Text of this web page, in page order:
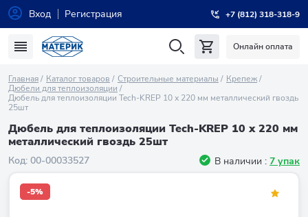
Вход Регистрация +7 (812) 318-318-9
Онлайн оплата
Главная Каталог товаров Строительные материалы
Крепеж
Дюбели для теплоизоляции
Дюбель для теплоизоляции Tech-KREP 10 х 220 мм металлический гвоздь
25шт
Дюбель для теплоизоляции Tech-KREP 10 х 220 мм
металлический гвоздь 25шт
Код: 00-00033527 В наличии : 7 упак
-5%